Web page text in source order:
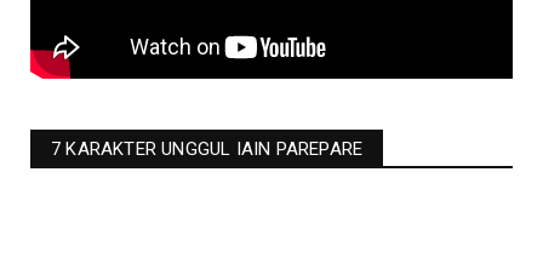
7 KARAKTER UNGGUL IAIN PAREPARE